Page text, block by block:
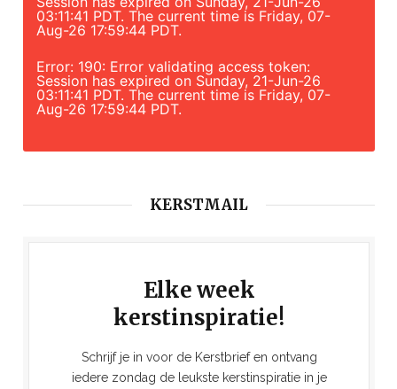
03:11:41 PDT. The current time is Friday, 07-
Aug-26 17:59:44 PDT.
Error: 190: Error validating access token:
Session has expired on Sunday, 21-Jun-26
03:11:41 PDT. The current time is Friday, 07-
Aug-26 17:59:44 PDT.
KERSTMAIL
Elke week
kerstinspiratie!
Schrijf je in voor de Kerstbrief en ontvang
iedere zondag de leukste kerstinspiratie in je